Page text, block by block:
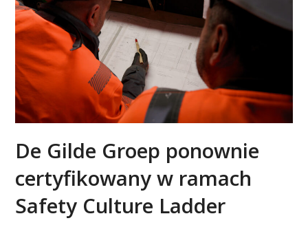
De Gilde Groep ponownie
certyfikowany w ramach
Safety Culture Ladder